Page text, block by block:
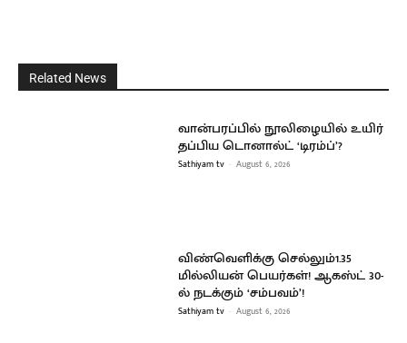
Related News
வான்பரப்பில் நூலிழையில் உயிர்
தப்பிய டொனால்ட் ‘டிரம்ப்’?
Sathiyam tv - August 6, 2026
விண்வெளிக்கு செல்லும்1.35
மில்லியன் பெயர்கள்! ஆகஸ்ட் 30-
ல் நடக்கும் ‘சம்பவம்’!
Sathiyam tv - August 6, 2026